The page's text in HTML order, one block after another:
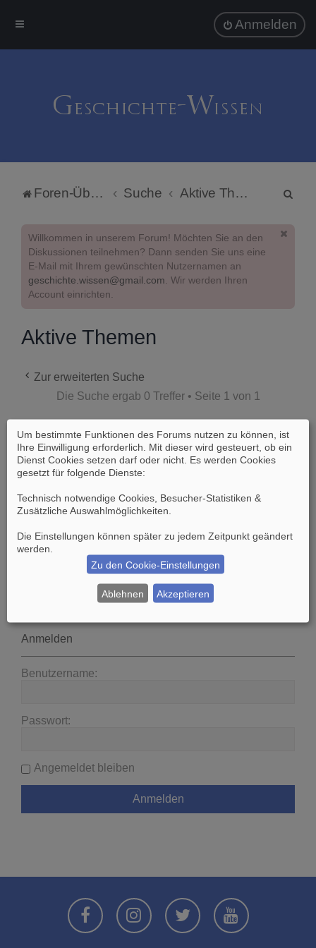
Anmelden
Foren-Übersicht Suche Aktive Themen
Willkommen in unserem Forum! Möchten Sie an den
Diskussionen teilnehmen? Dann senden Sie uns eine
E-Mail mit Ihrem gewünschten Nutzernamen an
geschichte.wissen@gmail.com. Wir werden Ihren
Account einrichten.
Aktive Themen
Zur erweiterten Suche
Die Suche ergab 0 Treffer • Seite 1 von 1
Es wurden keine passenden Ergebnisse
gefunden.
Gehe zu
Suche
Anmelden
Benutzername:
Passwort:
Angemeldet bleiben
Um bestimmte Funktionen des Forums nutzen zu können, ist
Ihre Einwilligung erforderlich. Mit dieser wird gesteuert, ob ein
Dienst Cookies setzen darf oder nicht. Es werden Cookies
gesetzt für folgende Dienste:
Technisch notwendige Cookies, Besucher-Statistiken &
Zusätzliche Auswahlmöglichkeiten
Die Einstellungen können später zu jedem Zeitpunkt geändert
werden.
Zu den Cookie-Einstellungen
Ablehnen Akzeptieren